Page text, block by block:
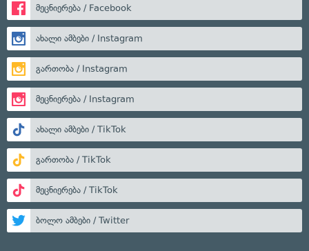
მეცნიერება / Facebook
ახალი ამბები / Instagram
გართობა / Instagram
მეცნიერება / Instagram
ახალი ამბები / TikTok
გართობა / TikTok
მეცნიერება / TikTok
ბოლო ამბები / Twitter